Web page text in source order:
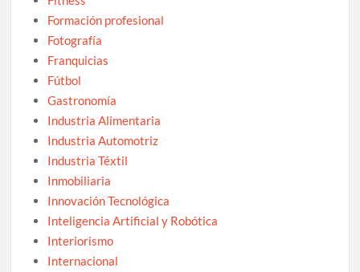
Formación profesional
Fotografía
Franquicias
Fútbol
Gastronomía
Industria Alimentaria
Industria Automotriz
Industria Téxtil
Inmobiliaria
Innovación Tecnológica
Inteligencia Artificial y Robótica
Interiorismo
Internacional